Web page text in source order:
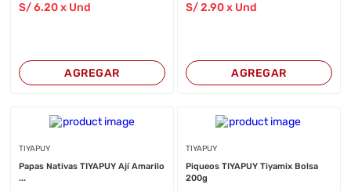
S/6.20 x Und
AGREGAR
S/2.90x Und
AGREGAR
TIYAPUY
Papas Nativas TIYAPUY Ají Amarilo
...
TIYAPUY
Piqueos TIYAPUY Tiyamix Bolsa
200g